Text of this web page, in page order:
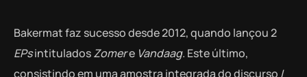
Bakermat faz sucesso desde 2012, quando lançou 2
EPsintituladosZomere Vandaag. Este último,
consistindo em uma amostra integrada do discurso I